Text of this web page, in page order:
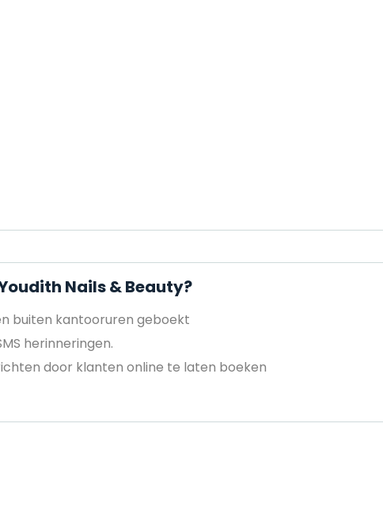
Nails & Beauty?
buiten kantooruren geboekt
herinneringen.
door klanten online te laten boeken